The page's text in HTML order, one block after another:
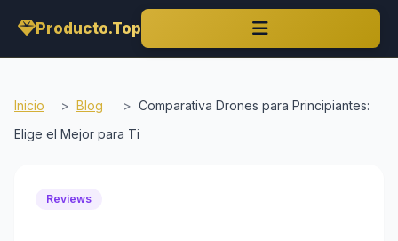
Producto.Top
Inicio > Blog > Comparativa Drones para Principiantes:
Elige el Mejor para Ti
Reviews